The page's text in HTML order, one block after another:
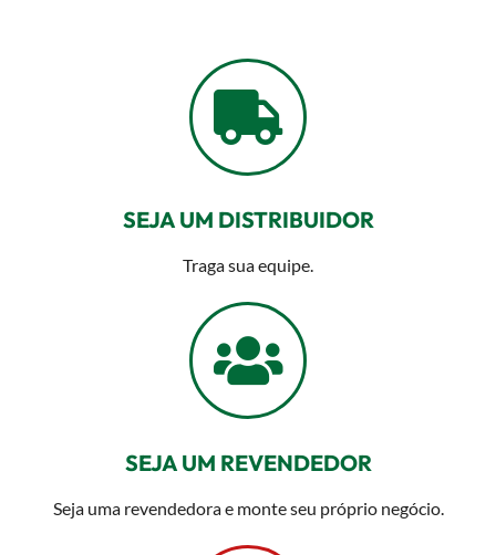
SEJA UM DISTRIBUIDOR
Traga sua equipe.
SEJA UM REVENDEDOR
Seja uma revendedora e monte seu próprio negócio.